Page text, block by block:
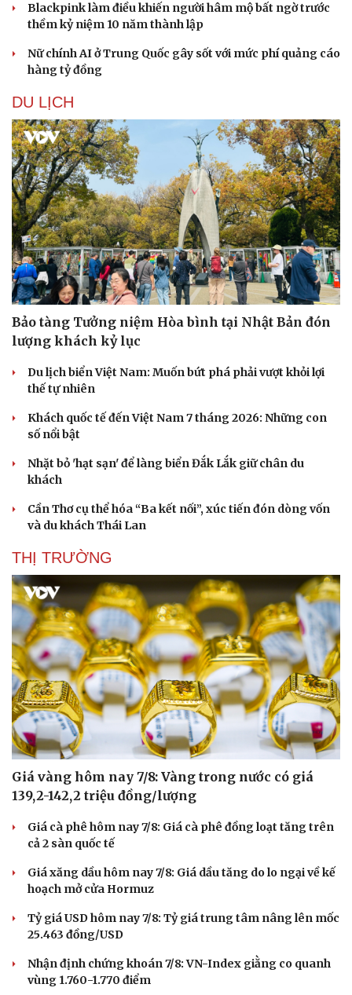
Du lịch
Tư vấn
Săn Tour
check-in
Podcast
Câu chuyện thời sự
Đọc truyện đêm khuya
Cửa sổ tình yêu
Kể chuyện cho bé
Hạt giống tâm hồn
Blackpink làm điều khiến người hâm mộ bất ngờ trước
thềm kỷ niệm 10 năm thành lập
Nữ chính AI ở Trung Quốc gây sốt với mức phí quảng cáo
hàng tỷ đồng
DU LỊCH
Bảo tàng Tưởng niệm Hòa bình tại Nhật Bản đón
lượng khách kỷ lục
Du lịch biển Việt Nam: Muốn bứt phá phải vượt khỏi lợi
thế tự nhiên
Khách quốc tế đến Việt Nam 7 tháng 2026: Những con
số nổi bật
Nhặt bỏ 'hạt sạn' để làng biển Đắk Lắk giữ chân du
khách
Cần Thơ cụ thể hóa “Ba kết nối”, xúc tiến đón dòng vốn
và du khách Thái Lan
THỊ TRƯỜNG
Giá vàng hôm nay 7/8: Vàng trong nước có giá
139,2-142,2 triệu đồng/lượng
Giá cà phê hôm nay 7/8: Giá cà phê đồng loạt tăng trên
cả 2 sàn quốc tế
Giá xăng dầu hôm nay 7/8: Giá dầu tăng do lo ngại về kế
hoạch mở cửa Hormuz
Tỷ giá USD hôm nay 7/8: Tỷ giá trung tâm nâng lên mốc
25.463 đồng/USD
Nhận định chứng khoán 7/8: VN-Index giằng co quanh
vùng 1.760-1.770 điểm